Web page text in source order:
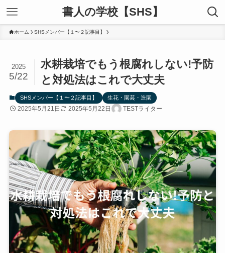
書人の学校【SHS】
ホーム SHSメンバー【１〜２記事目】
水耕栽培でもう根腐れしない!予防
と対処法はこれで大丈夫
2025
5/22
SHSメンバー【１〜２記事目】 生花・園芸・造園
2025年5月21日 2025年5月22日 TESTライター